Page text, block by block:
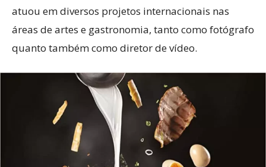
atuou em diversos projetos internacionais nas
áreas de artes e gastronomia, tanto como fotógrafo
quanto também como diretor de vídeo.